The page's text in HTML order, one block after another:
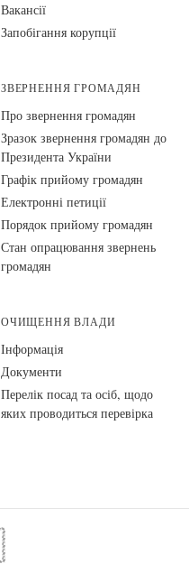
Вакансії
Запобігання корупції
ЗВЕРНЕННЯ ГРОМАДЯН
Про звернення громадян
Зразок звернення громадян до
Президента України
Графік прийому громадян
Електронні петиції
Порядок прийому громадян
Стан опрацювання звернень
громадян
ОЧИЩЕННЯ ВЛАДИ
Інформація
Документи
Перелік посад та осіб, щодо
яких проводиться перевірка